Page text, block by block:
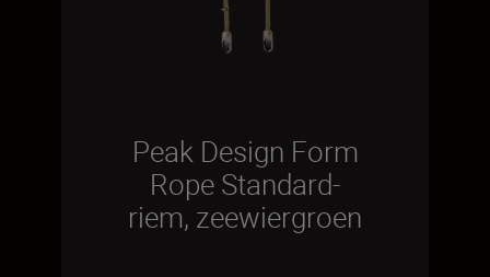
Peak Design Form
Rope Standard-
riem, zeewiergroen